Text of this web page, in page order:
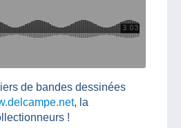
de bandes dessinées
, la
!